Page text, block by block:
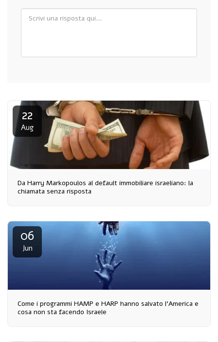
22
Aug
Da Harry Markopoulos al default immobiliare israeliano: la
chiamata senza risposta
06
Jun
Come i programmi HAMP e HARP hanno salvato l’America e
cosa non sta facendo Israele